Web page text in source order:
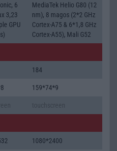
6
3,23
GPU
MediaTek Helio G80 (12
nm), 8 magos (2*2 GHz
Cortex-A75 & 6*1,8 GHz
Cortex-A55), Mali G52
184
159*74*9
1080*2400